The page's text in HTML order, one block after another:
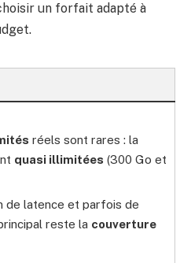
un forfait adapté à
réels sont rares : la
quasi illimitées (300 Go et
de latence et parfois de
reste la couverture